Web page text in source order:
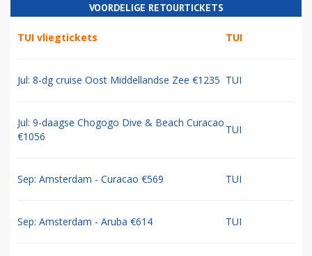
VOORDELIGE RETOURTICKETS
TUI vliegtickets TUI
Jul: 8-dg cruise Oost Middellandse Zee €1235 TUI
Jul: 9-daagse Chogogo Dive & Beach Curacao
€1056
TUI
Sep: Amsterdam - Curacao €569 TUI
Sep: Amsterdam - Aruba €614 TUI